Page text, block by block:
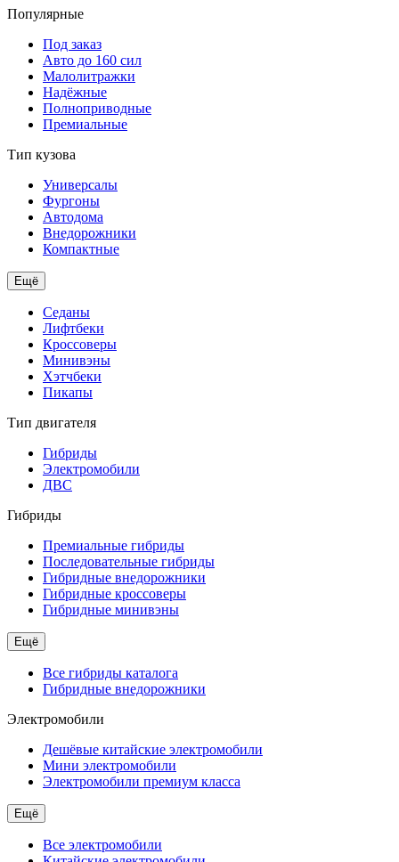
Популярные
Под заказ
Авто до 160 сил
Малолитражки
Надёжные
Полноприводные
Премиальные
Тип кузова
Универсалы
Фургоны
Автодома
Внедорожники
Компактные
Ещё
Седаны
Лифтбеки
Кроссоверы
Минивэны
Хэтчбеки
Пикапы
Тип двигателя
Гибриды
Электромобили
ДВС
Гибриды
Премиальные гибриды
Последовательные гибриды
Гибридные внедорожники
Гибридные кроссоверы
Гибридные минивэны
Ещё
Все гибриды каталога
Гибридные внедорожники
Электромобили
Дешёвые китайские электромобили
Мини электромобили
Электромобили премиум класса
Ещё
Все электромобили